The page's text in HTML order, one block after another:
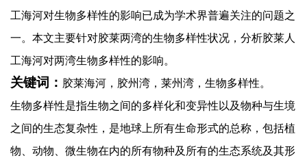
工海河对生物多样性的影响已成为学术界普遍关注的问题之
一。本文主要针对胶莱两湾的生物多样性状况，分析胶莱人
工海河对两湾生物多样性的影响。
关键词： 胶莱海河，胶州湾，莱州湾，生物多样性。
生物多样性是指生物之间的多样化和变异性以及物种与生境
之间的生态复杂性，是地球上所有生命形式的总称，包括植
物、动物、微生物在内的所有物种及所有的生态系统及其形